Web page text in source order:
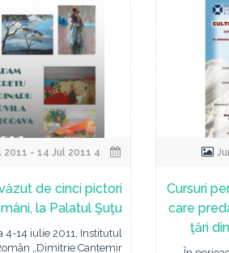
de cinci pictori
la Palatul Şuţu
4-14 iulie 2011, Institutul
„Dimitrie Cantemir
Cursuri
care
ţări